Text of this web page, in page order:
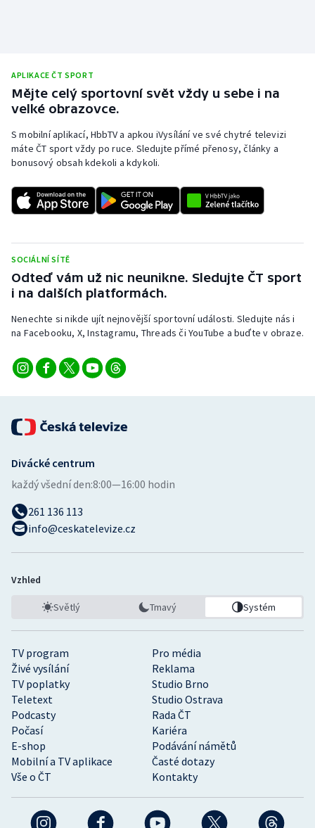
APLIKACE ČT SPORT
Mějte celý sportovní svět vždy u sebe i na
velké obrazovce.
S mobilní aplikací, HbbTV a apkou iVysílání ve své chytré televizi
máte ČT sport vždy po ruce. Sledujte přímé přenosy, články a
bonusový obsah kdekoli a kdykoli.
SOCIÁLNÍ SÍTĚ
Odteď vám už nic neunikne. Sledujte ČT sport
i na dalších platformách.
Nenechte si nikde ujít nejnovější sportovní události. Sledujte nás i
na Facebooku, X, Instagramu, Threads či YouTube a buďte v obraze.
TV program
Pro média
Živé vysílání
Reklama
TV poplatky
Studio Brno
Teletext
Studio Ostrava
Podcasty
Rada ČT
Počasí
Kariéra
E-shop
Podávání námětů
Mobilní a TV aplikace
Časté dotazy
Vše o ČT
Kontakty
Divácké centrum
každý všední den:8:00—16:00 hodin
261 136 113
info@ceskatelevize.cz
Vzhled
Světlý Tmavý Systém